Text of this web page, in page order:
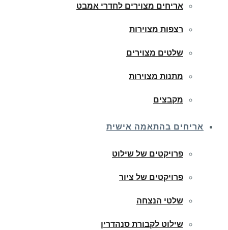
אריחים מצוירים לחדרי אמבט
רצפות מצוירות
שלטים מצוירים
מתנות מצוירות
מקבצים
אריחים בהתאמה אישית
פרויקטים של שילוט
פרויקטים של ציור
שלטי הנצחה
שילוט לקבורת סנהדרין